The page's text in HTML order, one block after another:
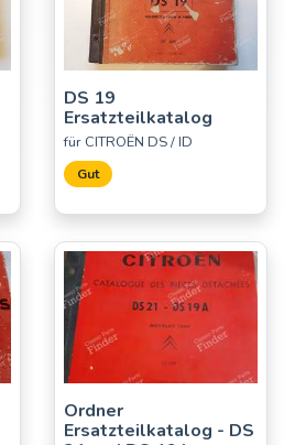
DS 19
Ersatzteilkatalog
für CITROËN DS / ID
Gut
Ordner
Ersatzteilkatalog - DS